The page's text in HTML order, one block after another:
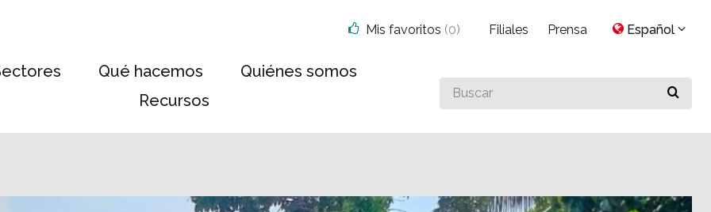
Qué hacemos
Quiénes somos
Recursos
Buscar
algo
Mis favoritos (0) Filiales Prensa Español